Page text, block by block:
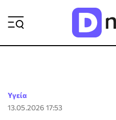
Υγεία
13.05.2026 17:53